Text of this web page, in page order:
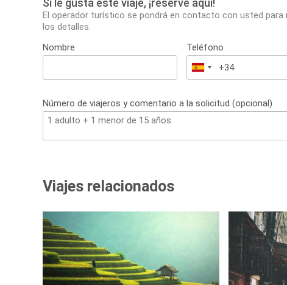
Si le gusta este viaje, ¡reserve aqui!
El operador turístico se pondrá en contacto con usted
los detalles.
Nombre
Teléfono
España
+34
Número de viajeros y comentario a la solicitud (opcional)
Viajes relacionados